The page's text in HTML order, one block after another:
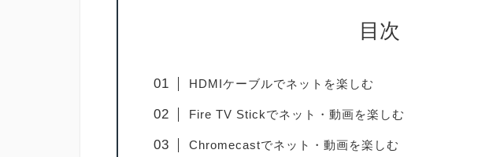
目次
HDMIケーブルでネットを楽しむ
Fire TV Stickでネット・動画を楽しむ
Chromecastでネット・動画を楽しむ